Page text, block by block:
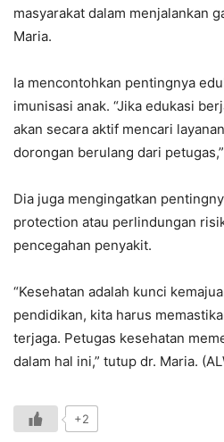
masyarakat dalam menjalankan
Maria.
Ia mencontohkan pentingnya
imunisasi anak. “Jika edukasi
akan secara aktif mencari
dorongan berulang dari
Dia juga mengingatkan
protection atau perlindungan
pencegahan penyakit.
“Kesehatan adalah kunci
pendidikan, kita harus
terjaga. Petugas kesehatan
dalam hal ini,” tutup dr. Maria.
+2